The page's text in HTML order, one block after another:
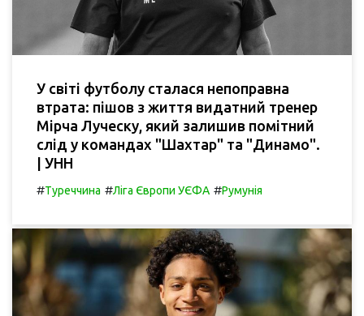
У світі футболу сталася непоправна
втрата: пішов з життя видатний тренер
Мірча Луческу, який залишив помітний
слід у командах "Шахтар" та "Динамо".
| УНН
#Туреччина #Ліга Європи УЄФА #Румунія